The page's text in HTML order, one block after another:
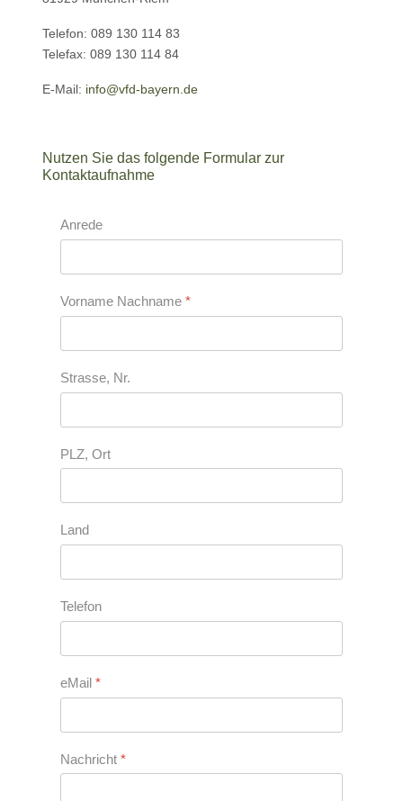
Telefon: 089 130 114 83
Telefax: 089 130 114 84
E-Mail: info@vfd-bayern.de
Nutzen Sie das folgende Formular zur
Kontaktaufnahme
Anrede
Vorname Nachname *
Strasse, Nr.
PLZ, Ort
Land
Telefon
eMail *
Nachricht *